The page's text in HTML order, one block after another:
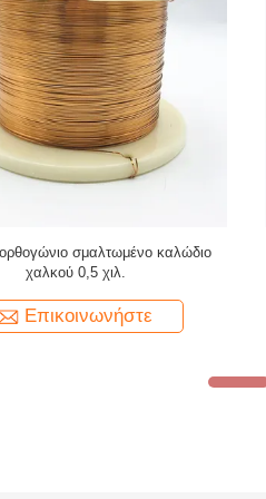
λεπτές 1,5 mmx0,1 mm
σμιλεμένες σχοινίτες χαλκού για
Επικοινωνήστε